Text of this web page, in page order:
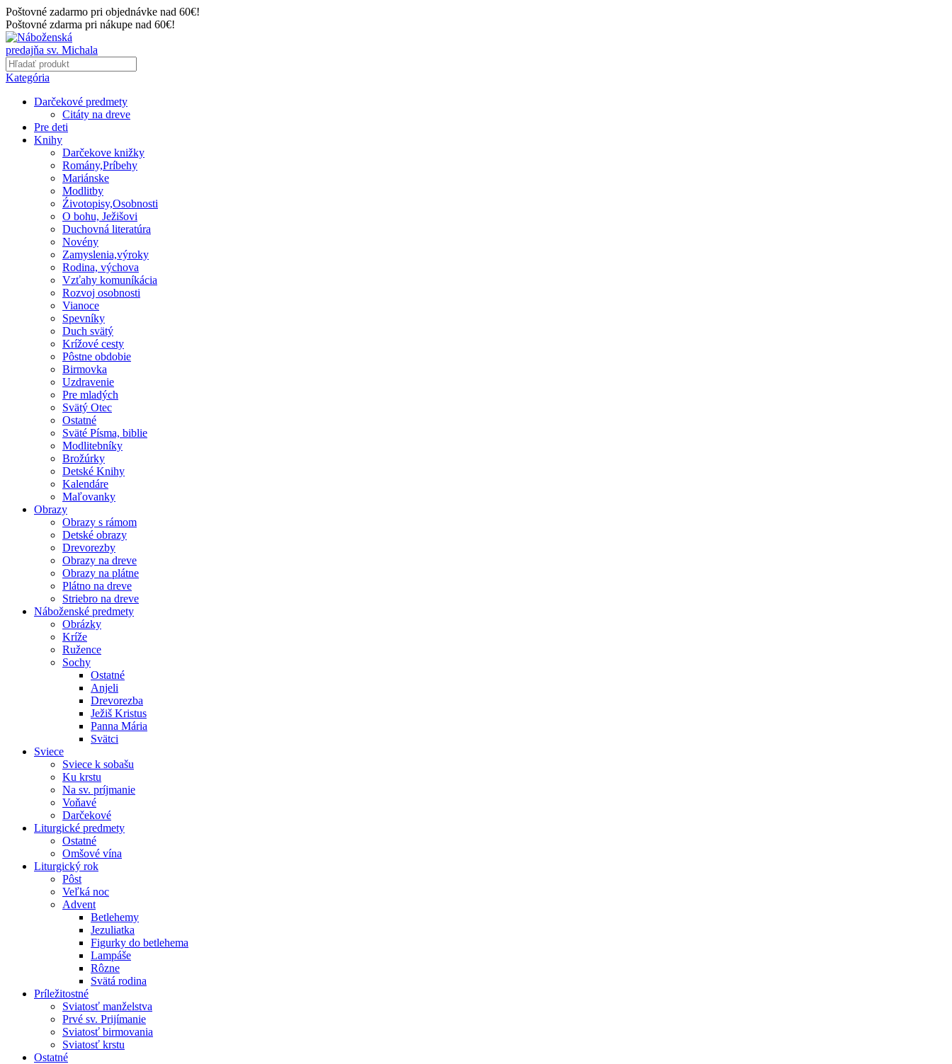
Poštovné zadarmo pri objednávke nad 60€!
Poštovné zdarma pri nákupe nad 60€!
Kategória
Darčekové predmety
Citáty na dreve
Pre deti
Knihy
Darčekove knižky
Romány,Príbehy
Mariánske
Modlitby
Źivotopisy,Osobnosti
O bohu, Ježišovi
Duchovná literatúra
Novény
Zamyslenia,výroky
Rodina, výchova
Vzťahy komuníkácia
Rozvoj osobnosti
Vianoce
Spevníky
Duch svätý
Krížové cesty
Pôstne obdobie
Birmovka
Uzdravenie
Pre mladých
Svätý Otec
Ostatné
Sväté Písma, biblie
Modlitebníky
Brožúrky
Detské Knihy
Kalendáre
Maľovanky
Obrazy
Obrazy s rámom
Detské obrazy
Drevorezby
Obrazy na dreve
Obrazy na plátne
Plátno na dreve
Striebro na dreve
Náboženské predmety
Obrázky
Kríže
Ružence
Sochy
Ostatné
Anjeli
Drevorezba
Ježiš Kristus
Panna Mária
Svätci
Sviece
Sviece k sobašu
Ku krstu
Na sv. príjmanie
Voňavé
Darčekové
Liturgické predmety
Ostatné
Omšové vína
Liturgický rok
Pôst
Veľká noc
Advent
Betlehemy
Jezuliatka
Figurky do betlehema
Lampáše
Rôzne
Svätá rodina
Príležitostné
Sviatosť manželstva
Prvé sv. Prijímanie
Sviatosť birmovania
Sviatosť krstu
Ostatné